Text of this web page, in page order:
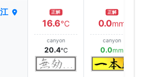
正解
16.6℃
canyon
20.4℃
正解
0.0mm
canyon
0.0mm